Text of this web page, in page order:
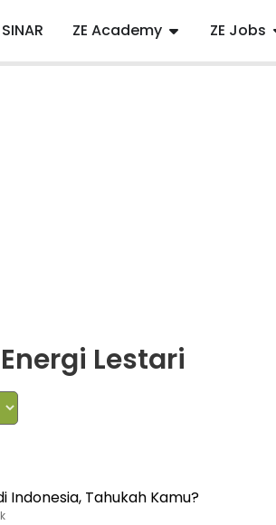
SINAR ZE Academy ZE Jobs
Lestari
Indonesia, Tahukah Kamu?